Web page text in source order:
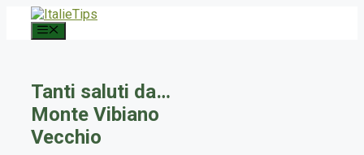
Tanti saluti da…
Monte Vibiano
Vecchio